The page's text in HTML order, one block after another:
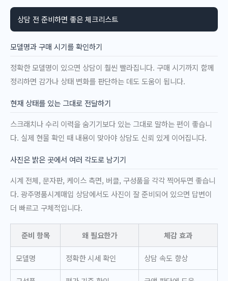
상담 전 준비하면 좋은 체크리스트
모델명과 구매 시기를 확인하기
정확한 모델명이 있으면 상담이 훨씬 빨라집니다. 구매 시기까지 함께
정리하면 감가나 상태 변화를 판단하는 데도 도움이 됩니다.
현재 상태를 있는 그대로 전달하기
스크래치나 수리 이력을 숨기기보다 있는 그대로 말하는 편이 좋습니
다. 실제 현물 확인 때 내용이 맞아야 상담도 신뢰 있게 이어집니다.
사진은 밝은 곳에서 여러 각도로 남기기
시계 전체, 문자판, 케이스 측면, 버클, 구성품을 각각 찍어두면 좋습니
다. 광주명품시계매입 상담에서도 사진이 잘 준비되어 있으면 답변이
더 빠르고 구체적입니다.
준비 항목 왜 필요한가 체감 효과
모델명 정확한 시세 확인 상담 속도 향상